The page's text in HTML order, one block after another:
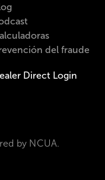
del fraude
Direct Login
by NCUA.